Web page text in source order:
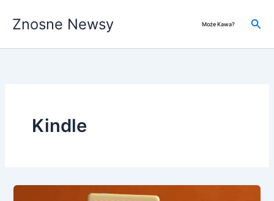
Znosne Newsy Może Kawa?
Kindle